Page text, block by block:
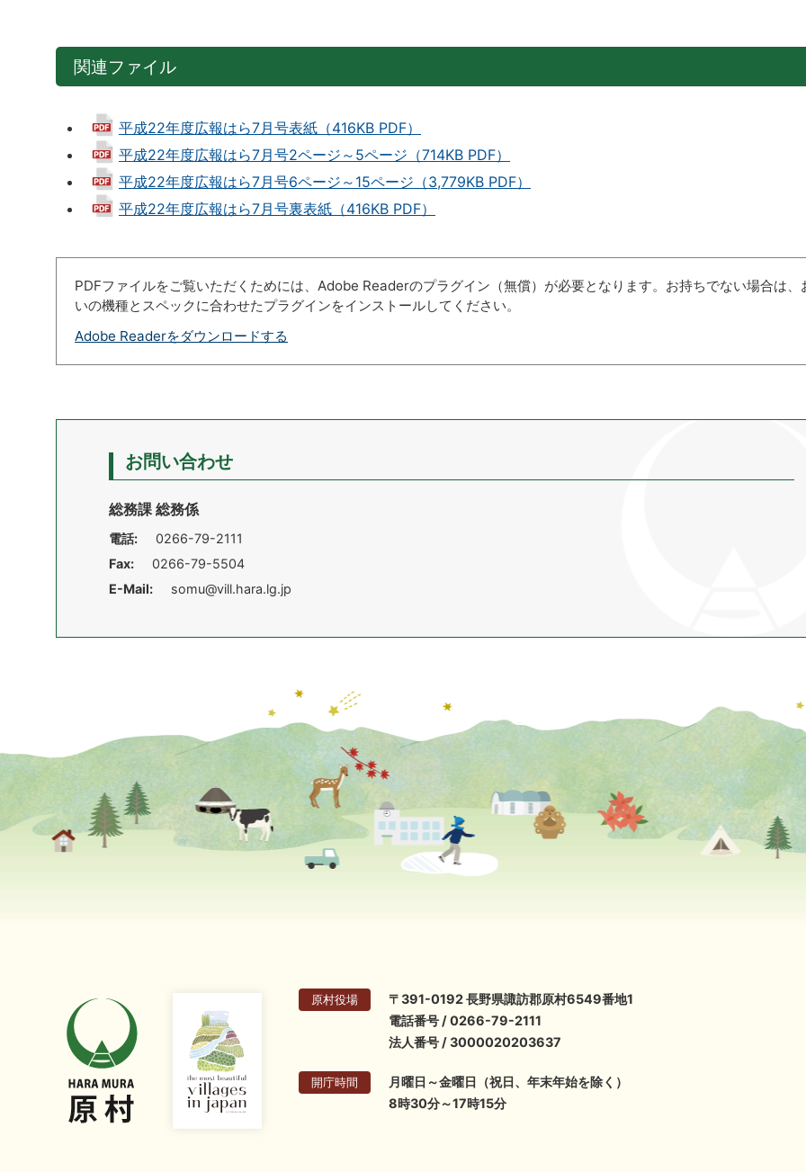
関連ファイル
平成22年度広報はら7月号表紙（416KB PDF）
平成22年度広報はら7月号2ページ～5ページ（714KB PDF）
平成22年度広報はら7月号6ページ～15ページ（3,779KB PDF）
平成22年度広報はら7月号裏表紙（416KB PDF）
PDFファイルをご覧いただくためには、Adobe Readerのプラグイン（無償）が必要となります。お持ちでない場合は、
いの機種とスペックに合わせたプラグインをインストールしてください。
Adobe Readerをダウンロードする
お問い合わせ
総務課 総務係
電話:
0266-79-2111
Fax:
0266-79-5504
E-Mail:
somu@vill.hara.lg.jp
原村役場
〒391-0192 長野県諏訪郡原村6549番地1
電話番号 / 0266-79-2111
法人番号 / 3000020203637
開庁時間
月曜日～金曜日（祝日、年末年始を除く）
8時30分～17時15分